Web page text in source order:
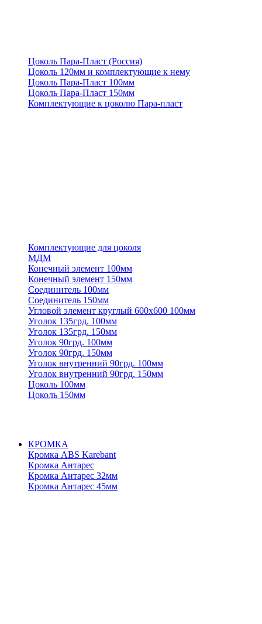
Цоколь Пара-Пласт (Россия)
Цоколь 120мм и комплектующие к нему
Цоколь Пара-Пласт 100мм
Цоколь Пара-Пласт 150мм
Комплектующие к цоколю Пара-пласт
Комплектующие для цоколя
МДМ
Конечный элемент 100мм
Конечный элемент 150мм
Соединитель 100мм
Соединитель 150мм
Угловой элемент круглый 600х600 100мм
Уголок 135грд. 100мм
Уголок 135грд. 150мм
Уголок 90грд. 100мм
Уголок 90грд. 150мм
Уголок внутренний 90грд. 100мм
Уголок внутренний 90грд. 150мм
Цоколь 100мм
Цоколь 150мм
КРОМКА
Кромка ABS Karebant
Кромка Антарес
Кромка Антарес 32мм
Кромка Антарес 45мм